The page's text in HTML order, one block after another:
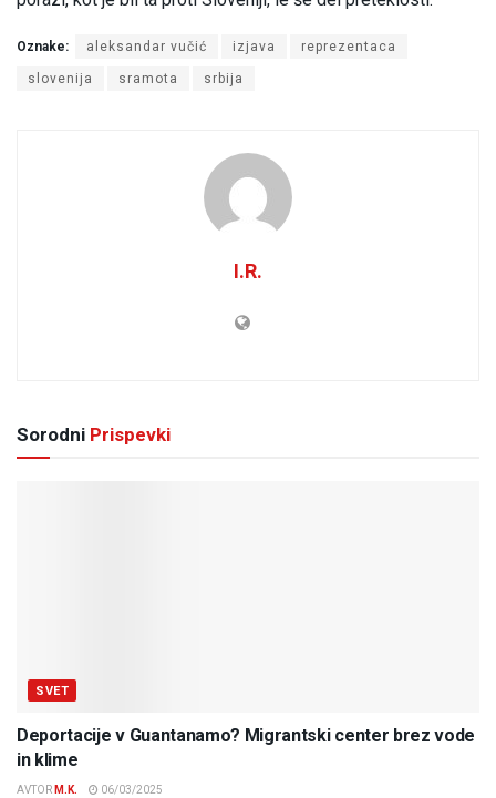
Oznake: aleksandar vučić izjava reprezentaca
slovenija sramota srbija
I.R.
Sorodni Prispevki
SVET
Deportacije v Guantanamo? Migrantski center brez vode
in klime
AVTOR M.K. 06/03/2025